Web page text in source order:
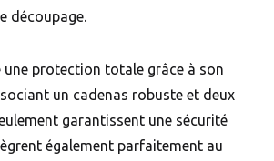
découpage.
une protection totale grâce à son
un cadenas robuste et deux
garantissent une sécurité
également parfaitement au